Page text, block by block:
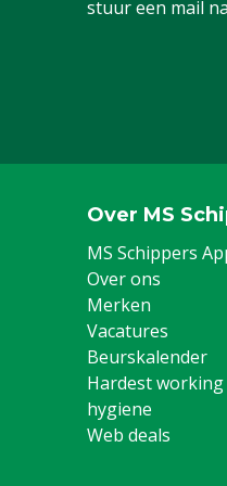
Materiaal basis
Kleur
stuur een mail
Over MS
MS Schippers
Over ons
Merken
Vacatures
Beurskalender
Hardest
hygiene
Web deals